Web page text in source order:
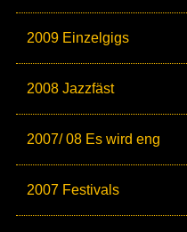
2009 Einzelgigs
2008 Jazzfäst
2007/ 08 Es wird eng
2007 Festivals